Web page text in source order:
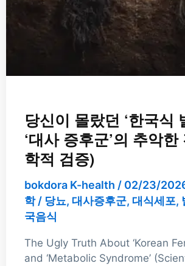
당신이 몰랐던 ‘한국식
‘대사 증후군’의 추악
학적 검증)
bokdora K-health / 02/23/
학/ 당뇨, 대사증후군, 대식세포,
국음식
The Ugly Truth About ‘Korean
and ‘Metabolic Syndrome’
‘대
한
진
실
(과
적
검
증)